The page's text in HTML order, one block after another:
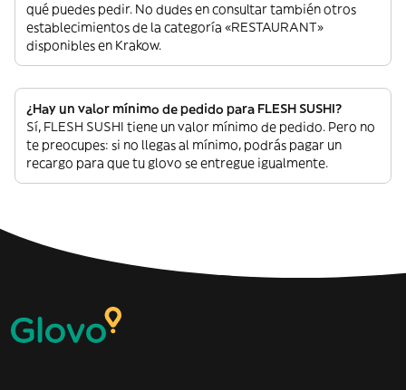
qué puedes pedir. No dudes en consultar también otros
establecimientos de la categoría «RESTAURANT»
disponibles en Krakow.
¿Hay un valor mínimo de pedido para FLESH SUSHI?
Sí, FLESH SUSHI tiene un valor mínimo de pedido. Pero no
te preocupes: si no llegas al mínimo, podrás pagar un
recargo para que tu glovo se entregue igualmente.